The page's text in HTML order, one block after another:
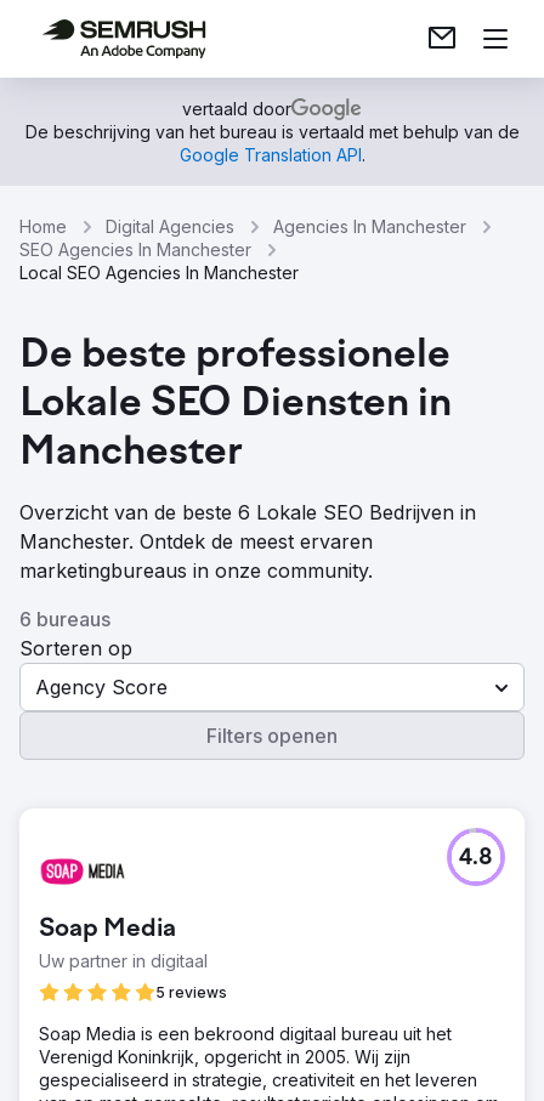
vertaald door
De beschrijving van het bureau is vertaald met behulp van de
Google Translation API.
Home Digital Agencies
Agencies In Manchester
SEO Agencies In Manchester
Local SEO Agencies In Manchester
De beste professionele
Lokale SEO Diensten in
Manchester
Overzicht van de beste 6 Lokale SEO Bedrijven in
Manchester. Ontdek de meest ervaren
marketingbureaus in onze community.
6 bureaus
Sorteren op
Agency Score
Filters openen
Soap Media
Uw partner in digitaal
5 reviews
4.8
Soap Media is een bekroond digitaal bureau uit het
Verenigd Koninkrijk, opgericht in 2005. Wij zijn
gespecialiseerd in strategie, creativiteit en het leveren